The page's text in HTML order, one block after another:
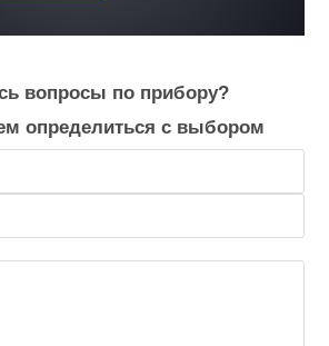
вопросы по прибору?
определиться с выбором